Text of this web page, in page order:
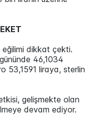
dikkat çekti.
46,1034
53,1591 liraya, sterlin
gelişmekte olan
devam ediyor.